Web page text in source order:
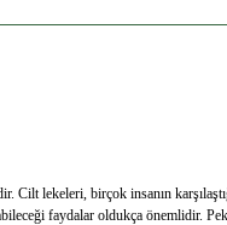
Cilt lekeleri, birçok insanın
faydalar oldukça önemlidir.